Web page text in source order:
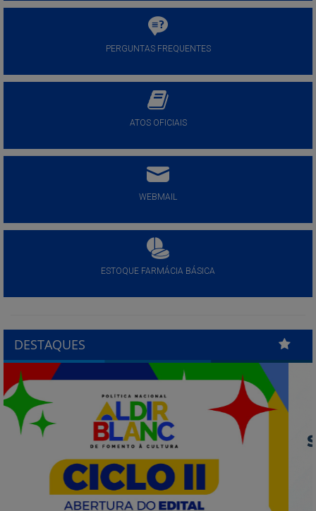
PERGUNTAS FREQUENTES
ATOS OFICIAIS
WEBMAIL
ESTOQUE FARMÁCIA BÁSICA
DESTAQUES
Previous